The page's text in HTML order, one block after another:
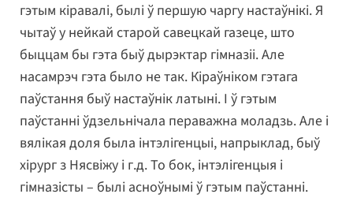
гэтым кіравалі, былі ў першую чаргу настаўнікі. Я
чытаў у нейкай старой савецкай газеце, што
быццам бы гэта быў дырэктар гімназіі. Але
насамрэч гэта было не так. Кіраўніком гэтага
паўстання быў настаўнік латыні. І ў гэтым
паўстанні ўдзельнічала пераважна моладзь. Але і
вялікая доля была інтэлігенцыі, напрыклад, быў
хірург з Нясвіжу і г.д. То бок, інтэлігенцыя і
гімназісты – былі асноўнымі ў гэтым паўстанні.